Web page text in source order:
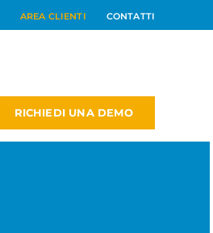
AREA CLIENTI CONTATTI
RICHIEDI UNA DEMO